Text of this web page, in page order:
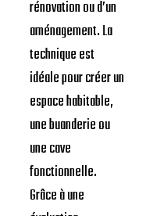
rénovation ou d’un
aménagement. La
technique est
idéale pour créer un
espace habitable,
une buanderie ou
une cave
fonctionnelle.
Grâce à une